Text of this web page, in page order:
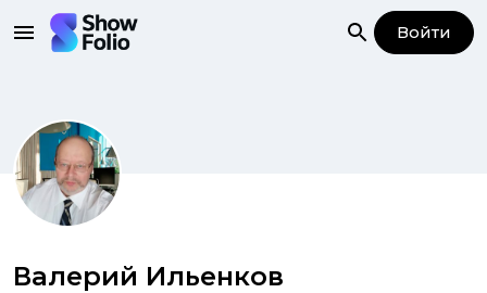
Войти
Валерий Ильенков